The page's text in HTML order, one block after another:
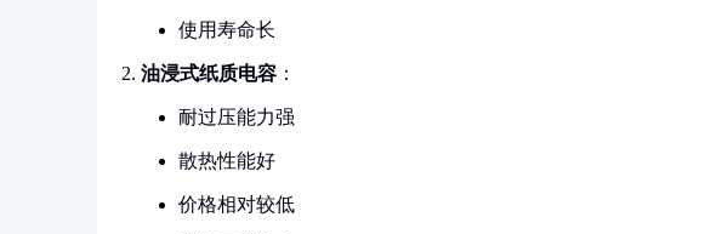
使用寿命长
油浸式纸质电容 ：
耐过压能力强
散热性能好
价格相对较低